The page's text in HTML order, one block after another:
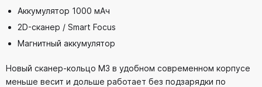
Аккумулятор 1000 мАч
2D-сканер / Smart Focus
Магнитный аккумулятор
Новый сканер-кольцо M3 в удобном современном корпусе
меньше весит и дольше работает без подзарядки по